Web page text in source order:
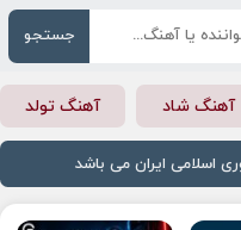
جستجو
آهنگ شاد آهنگ تولد
اسلامی ایران می باشد